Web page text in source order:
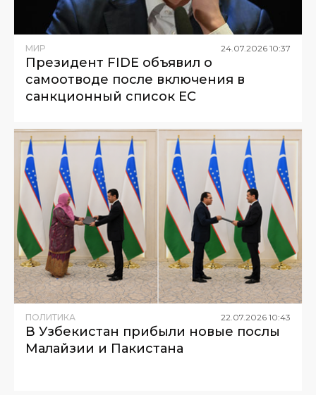
МИР 24.07.2026 10:37
Президент FIDE объявил о
самоотводе после включения в
санкционный список ЕС
ПОЛИТИКА 22 07 2026 10:43
В Узбекистан прибыли новые послы
Малайзии и Пакистана